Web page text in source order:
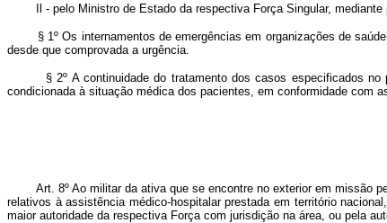
Il - pelo Ministro de Estado da respectiva Força Singular, mediante
§ 1º Os internamentos de emergências em organizações de saúde
desde que comprovada a urgência.
§ 2º A continuidade do tratamento dos casos especificados no
condicionada à situação médica dos pacientes, em conformidade com
Art. 8º Ao militar da ativa que se encontre no exterior em missão
relativos à assistência médico-hospitalar prestada em território
maior autoridade da respectiva Força com jurisdição na área, ou pela